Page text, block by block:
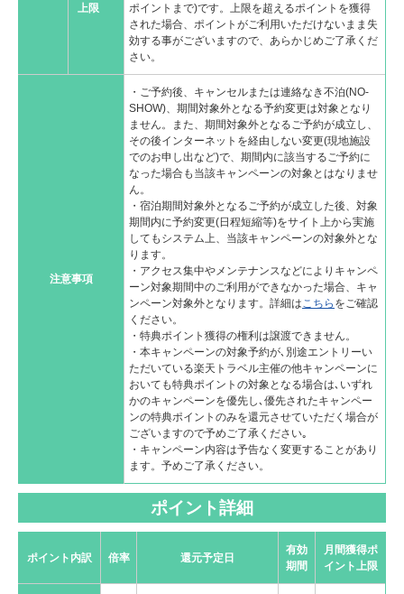
上限
ポイントまで)です。上限を超えるポイントを獲得
された場合、ポイントがご利用いただけないまま失
効する事がございますので、あらかじめご了承くだ
さい。
注意事項
・ご予約後、キャンセルまたは連絡なき不泊(NO-
SHOW)、期間対象外となる予約変更は対象となり
ません。また、期間対象外となるご予約が成立し、
その後インターネットを経由しない変更(現地施設
でのお申し出など)で、期間内に該当するご予約に
なった場合も当該キャンペーンの対象とはなりませ
ん。
・宿泊期間対象外となるご予約が成立した後、対象
期間内に予約変更(日程短縮等)をサイト上から実施
してもシステム上、当該キャンペーンの対象外とな
ります。
・アクセス集中やメンテナンスなどによりキャンペ
ーン対象期間中のご利用ができなかった場合、キャ
ンペーン対象外となります。詳細はこちら をご確認
ください。
・特典ポイント獲得の権利は譲渡できません。
・本キャンペーンの対象予約が､別途エントリーい
ただいている楽天トラベル主催の他キャンペーンに
おいても特典ポイントの対象となる場合は､いずれ
かのキャンペーンを優先し､優先されたキャンペー
ンの特典ポイントのみを還元させていただく場合が
ございますので予めご了承ください｡
・キャンペーン内容は予告なく変更することがあり
ます。予めご了承ください。
ポイント詳細
ポイント内訳 倍率 還元予定日
有効
期間
月間獲得ポ
イント上限